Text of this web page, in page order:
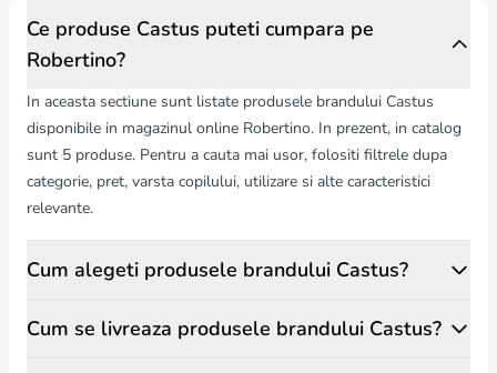
Ce produse Castus puteti cumpara pe
Robertino?
In aceasta sectiune sunt listate produsele brandului Castus
disponibile in magazinul online Robertino. In prezent, in catalog
sunt 5 produse. Pentru a cauta mai usor, folositi filtrele dupa
categorie, pret, varsta copilului, utilizare si alte caracteristici
relevante.
Cum alegeti produsele brandului Castus?
Cum se livreaza produsele brandului Castus?